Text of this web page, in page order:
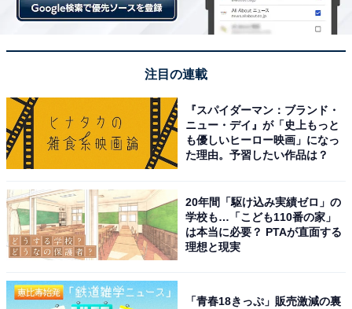
注目の連載
『スパイダーマン：ブランド・
ニュー・デイ』が「史上もっと
も優しいヒーロー映画」になっ
た理由。予習したい作品は？
20年間「駆け込み実績ゼロ」の
学校も…「こども110番の家」
は本当に必要？ PTAが直面する
理想と現実
「青春18きっぷ」販売激減の裏